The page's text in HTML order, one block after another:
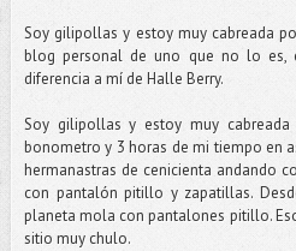
Soy gilipollas y estoy muy cabreada
blog personal de uno que no lo
diferencia a mí de Halle Berry.
Soy gilipollas y estoy muy
bonometro y 3 horas de mi tiempo en
hermanastras de cenicienta andando
con pantalón pitillo y zapatillas.
planeta mola con pantalones pitillo.
sitio muy chulo.